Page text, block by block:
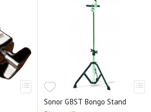
Sonor GBST Bongo Stand